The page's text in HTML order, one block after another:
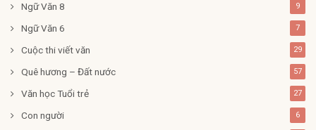
Ngữ Văn 8 9
Ngữ Văn 6 7
Cuộc thi viết văn 29
Quê hương – Đất nước 57
Văn học Tuổi trẻ 27
Con người 6